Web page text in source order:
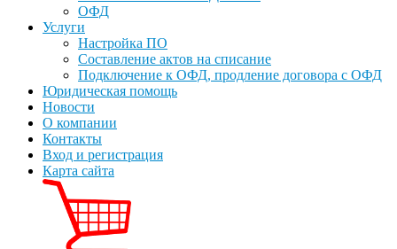
ОФД
Услуги
Настройка ПО
Составление актов на списание
Подключение к ОФД, продление договора с ОФД
Юридическая помощь
Новости
О компании
Контакты
Вход и регистрация
Карта сайта